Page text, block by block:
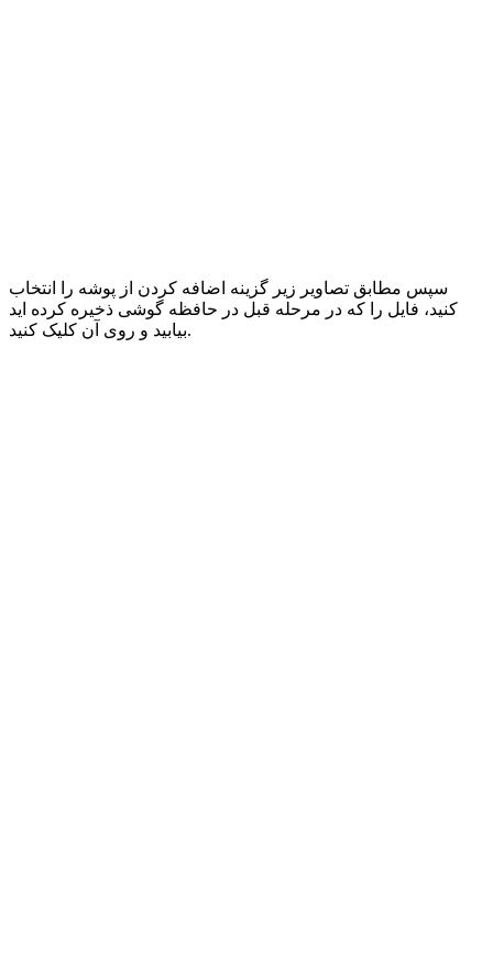
سپس مطابق تصاویر زیر گزینه اضافه کردن از پوشه را انتخاب
کنید، فایل را که در مرحله قبل در حافظه گوشی ذخیره کرده اید
بیابید و روی آن کلیک کنید.